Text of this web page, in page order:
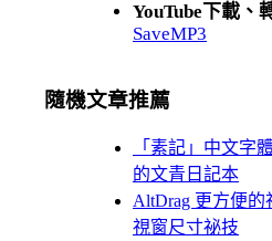
YouTube下載、
SaveMP3
隨機文章推薦
「素記」中文字
的文青日記本
AltDrag 更方便
視窗尺寸祕技